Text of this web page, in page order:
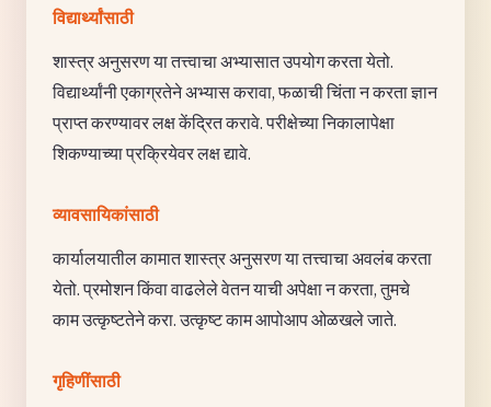
विद्यार्थ्यांसाठी
शास्त्र अनुसरण या तत्त्वाचा अभ्यासात उपयोग करता येतो.
विद्यार्थ्यांनी एकाग्रतेने अभ्यास करावा, फळाची चिंता न करता ज्ञान
प्राप्त करण्यावर लक्ष केंद्रित करावे. परीक्षेच्या निकालापेक्षा
शिकण्याच्या प्रक्रियेवर लक्ष द्यावे.
व्यावसायिकांसाठी
कार्यालयातील कामात शास्त्र अनुसरण या तत्त्वाचा अवलंब करता
येतो. प्रमोशन किंवा वाढलेले वेतन याची अपेक्षा न करता, तुमचे
काम उत्कृष्टतेने करा. उत्कृष्ट काम आपोआप ओळखले जाते.
गृहिणींसाठी